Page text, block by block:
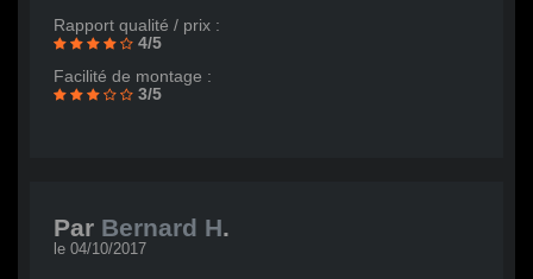
Rapport qualité / prix :
4/5
Facilité de montage :
3/5
Par Bernard H.
le 04/10/2017